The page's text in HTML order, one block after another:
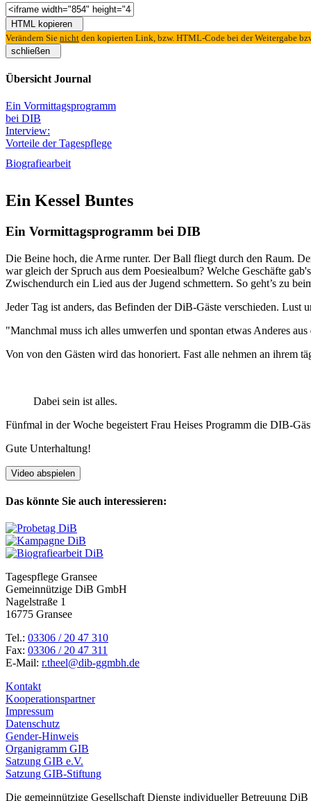
HTML kopieren
Verändern Sie nicht den kopierten Link, bzw. HTML-Code bei der Weitergabe
schließen
Übersicht Journal
Ein Vormittagsprogramm
bei DIB
Interview:
Vorteile der Tagespflege
Biografiearbeit
Ein Kessel Buntes
Ein Vormittagsprogramm bei DIB
Die Beine hoch, die Arme runter. Der Ball fliegt durch den Raum.
war gleich der Spruch aus dem Poesiealbum? Welche Geschäfte
Zwischendurch ein Lied aus der Ju­gend schmettern. So geht’s zu
Jeder Tag ist anders, das Befinden der DiB-Gäste ver­schie­den. Lust
"Manchmal muss ich alles umwerfen und spontan etwas Anderes
Von von den Gästen wird das honoriert. Fast alle nehmen an ihrem
Dabei sein ist alles.
Fünfmal in der Woche begeistert Frau Heises Programm die DIB-
Gute Unterhaltung!
Video abspielen
Das könnte Sie auch interessieren:
Tagespflege Gransee
Gemeinnützige DiB GmbH
Nagelstraße 1
16775 Gransee
Tel.: 03306 / 20 47 310
Fax: 03306 / 20 47 311
E-Mail: r.theel@dib-ggmbh.de
Kontakt
Kooperationspartner
Impressum
Datenschutz
Gender-Hinweis
Organigramm GIB
Satzung GIB e.V.
Satzung GIB-Stiftung
Die gemeinnützige Gesellschaft Dienste individueller Betreuung DiB